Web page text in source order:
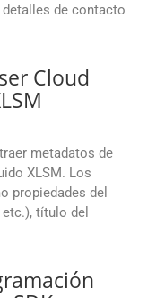
de contacto
Cloud
metadatos de
XLSM. Los
propiedades del
título del